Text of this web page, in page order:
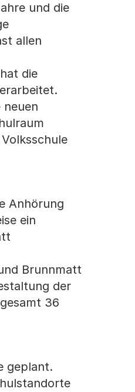
und die
allen
die
Anhörung
ein
Brunnmatt
der
36
geplant.